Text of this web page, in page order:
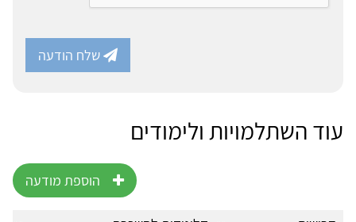
שלח הודעה
עוד השתלמויות ולימודים
הוספת מודעה